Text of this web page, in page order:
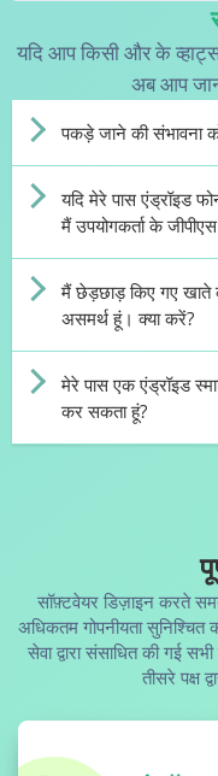
यदि आप किसी और के
अब आप
पकड़े जाने की संभावना
यदि मेरे पास एंड्रॉइड
मैं उपयोगकर्ता के
मैं छेड़छाड़ किए गए खाते
असमर्थ हूं। क्या करें?
मेरे पास एक एंड्रॉइड
कर सकता हूं?
सॉफ़्टवेयर डिज़ाइन करते
अधिकतम गोपनीयता
सेवा द्वारा संसाधित की गई
तीसरे पक्ष